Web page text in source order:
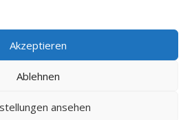
Akzeptieren
Ablehnen
ansehen
Gemütlichkeit.
mieten |